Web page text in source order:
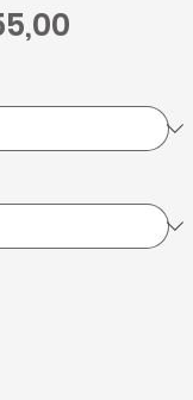
Fiyat